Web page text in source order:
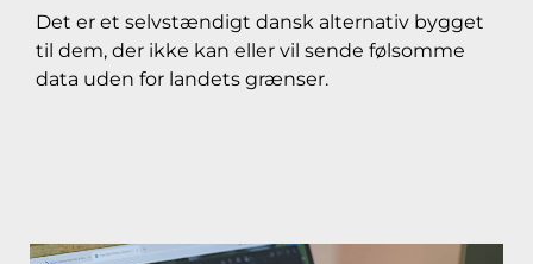
Det er et selvstændigt dansk alternativ bygget
til dem, der ikke kan eller vil sende følsomme
data uden for landets grænser.